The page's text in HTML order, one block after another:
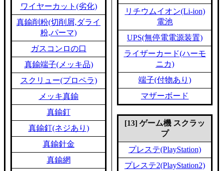
ワイヤーカット(劣化)
真鍮削粉(切削屑,ダライ
粉,パーマ)
ガスコンロの口
真鍮端子(メッキ品)
スクリュー(プロペラ)
メッキ真鍮
真鍮釘
真鍮釘(ネジあり)
真鍮針金
真鍮網
リチウムイオン(Li-ion)
電池
UPS(無停電電源装置)
ライザーカード(ハーモ
ニカ)
端子(付物あり)
マザーボード
[13] ゲーム機 スクラッ
プ
プレステ(PlayStation)
プレステ2(PlayStation2)